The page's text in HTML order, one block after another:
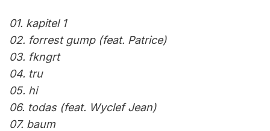
01. kapitel 1
02. forrest gump (feat. Patrice)
03. fkngrt
04. tru
05. hi
06. todas (feat. Wyclef Jean)
07. baum